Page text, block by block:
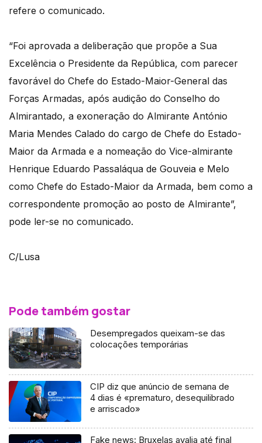
refere o comunicado.
“Foi aprovada a deliberação que propõe a Sua
Excelência o Presidente da República, com parecer
favorável do Chefe do Estado-Maior-General das
Forças Armadas, após audição do Conselho do
Almirantado, a exoneração do Almirante António
Maria Mendes Calado do cargo de Chefe do Estado-
Maior da Armada e a nomeação do Vice-almirante
Henrique Eduardo Passaláqua de Gouveia e Melo
como Chefe do Estado-Maior da Armada, bem como a
correspondente promoção ao posto de Almirante”,
pode ler-se no comunicado.
C/Lusa
Pode também gostar
Desempregados queixam-se das
colocações temporárias
CIP diz que anúncio de semana de
4 dias é «prematuro, desequilibrado
e arriscado»
Fake news: Bruxelas avalia até final